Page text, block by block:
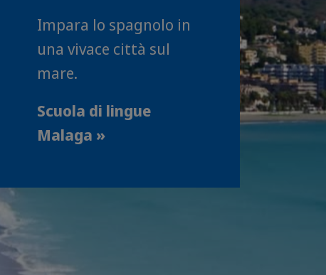
Impara lo spagnolo in
una vivace città sul
mare.
Scuola di lingue
Malaga »